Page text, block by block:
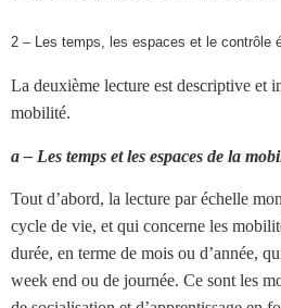
2 – Les temps, les espaces et le contrôle
La deuxième lecture est descriptive et
mobilité.
a – Les temps et les espaces de la
Tout d’abord, la lecture par échelle
cycle de vie, et qui concerne les
durée, en terme de mois ou d’année,
week end ou de journée. Ce sont les